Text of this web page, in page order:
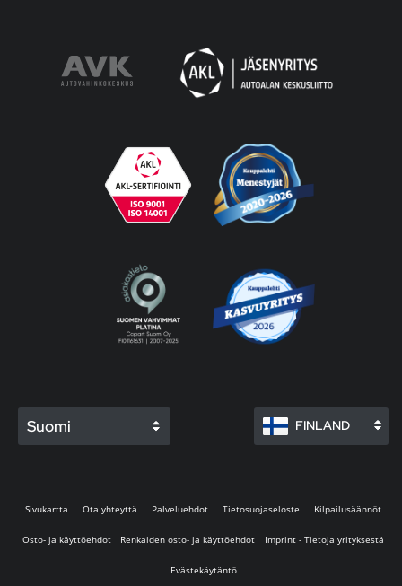
Suomi FINLAND
Sivukartta Ota yhteyttä Palveluehdot Tietosuojaseloste Kilpailusäännöt
Osto- ja käyttöehdot Renkaiden osto- ja käyttöehdot Imprint - Tietoja yrityksestä
Evästekäytäntö